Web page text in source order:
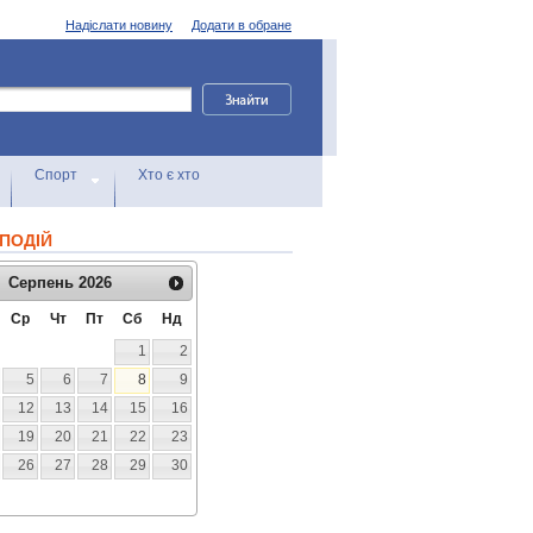
Додати в обране
Надіслати новину
Спорт Хто є хто
Серпень 2026
Ср Чт Пт Сб
Нд
1
2
5 6 7 8
9
12 13 14 15
16
19 20 21 22
23
26 27 28 29
30